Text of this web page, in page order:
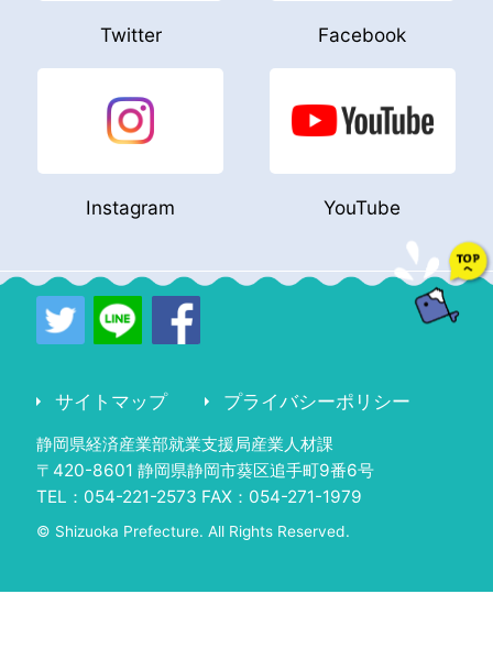
Twitter Facebook
Instagram YouTube
サイトマップ プライバシーポリシー
静岡県経済産業部就業支援局産業人材課
〒420-8601 静岡県静岡市葵区追手町9番6号
TEL：054-221-2573 FAX：054-271-1979
© Shizuoka Prefecture. All Rights Reserved.